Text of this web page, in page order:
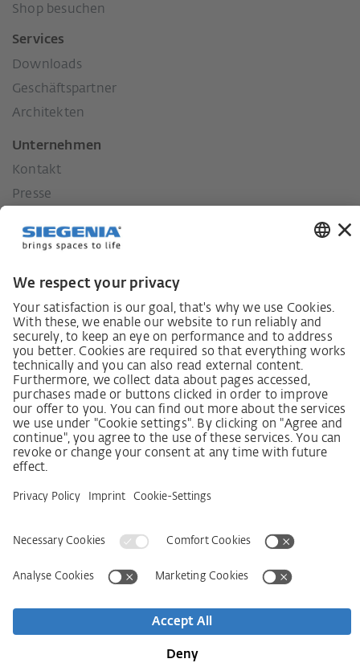
Shop besuchen
Services
Downloads
Geschäftspartner
Architekten
Unternehmen
Kontakt
Presse
Unsere Werte
Karriere
Lieferkettensorgfaltspflichtengesetz
Lieferantenkodex
Grundsatzerklärung Menschenrechtsstrategie
Erklärung zur Barrierefreiheit